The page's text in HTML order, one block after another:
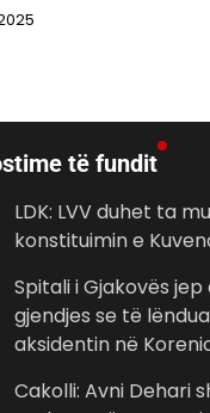
të fundit
LDK: LVV duhet ta
konstituimin e
Spitali i Gjakovës
gjendjes se të
aksidentin në
Cakolli: Avni Dehari